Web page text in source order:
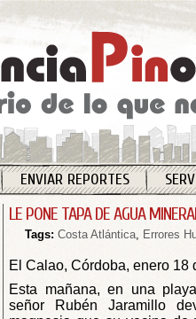
ENVIAR REPORTES
LE PONE TAPA DE AGUA
Tags: Costa Atlántica, Errores
El Calao, Córdoba, enero 18
Esta mañana, en una
señor Rubén Jaramillo